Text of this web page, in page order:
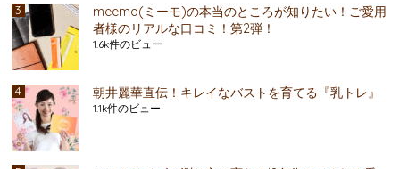
meemo(ミーモ)の本当のところが知りたい！ご愛用
者様のリアルな口コミ！第2弾！
1.6k件のビュー
朝井麗華直伝！キレイなバストを育てる『乳トレ』
1.1k件のビュー